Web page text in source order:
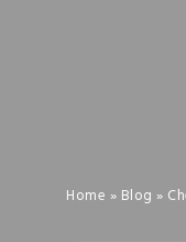
Home » Blog »